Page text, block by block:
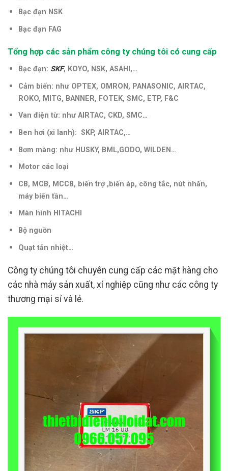
Bạc đạn NSK
Bạc đạn FAG
Tổng hợp các sản phẩm công ty chúng tôi có cung cấp
Bạc đạn: SKF, KOYO, NSK, ASAHI,…
Cảm biến: như OPTEX, OMRON, PANASONIC, AIRTAC,
ROKO, MITG, BANNER, FOTEK, SMC, ETP, F&C
Van điện từ: như AIRTAC, CKD, SMC…
Ben hơi (xi lanh): SKP, AIRTAC,…
Bơm màng: như HUSKY, BML,GODO, WILDEN…
Motor các loại
CB, MCB, MCCB, biến trợ ,biến áp, công tắc, nút nhấn,
máy biến tần…
Màn hình HITACHI
Bộ nguồn
Quạt tản nhiệt…
Công ty chúng tôi chuyên cung cấp các mặt hàng cho
các nhà máy sản xuất, xí nghiệp cũng như các công ty
thương mại sỉ và lẻ.